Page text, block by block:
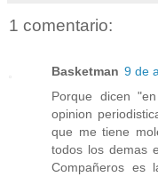
1 comentario:
Basketman 9 de
Porque dicen
opinion
que me tiene
todos los demas
Compañeros es